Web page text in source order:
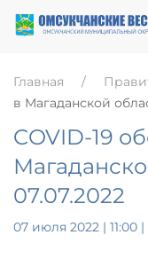
Главная
в Магаданской
COVID-19
07.07.2022
07 июля 2022 | 11:00 |